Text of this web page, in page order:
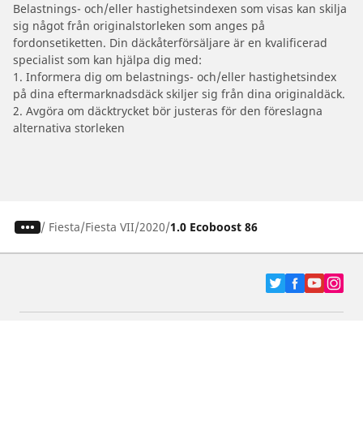
Belastnings- och/eller hastighetsindexen som visas kan skilja
sig något från originalstorleken som anges på
fordonsetiketten. Din däckåterförsäljare är en kvalificerad
specialist som kan hjälpa dig med:
1. Informera dig om belastnings- och/eller hastighetsindex
på dina eftermarknadsdäck skiljer sig från dina originaldäck.
2. Avgöra om däcktrycket bör justeras för den föreslagna
alternativa storleken
/ Fiesta Fiesta VII 2020 1.0 Ecoboost 86